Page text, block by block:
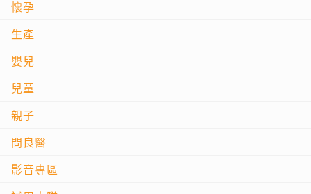
懷孕
生產
嬰兒
兒童
親子
問良醫
影音專區